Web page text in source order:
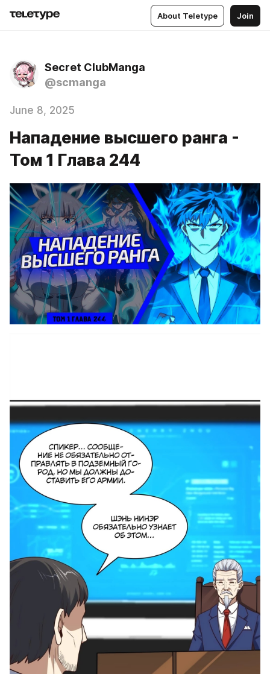
About Teletype Join
Secret ClubManga
@scmanga
June 8, 2025
Нападение высшего ранга -
Том 1 Глава 244